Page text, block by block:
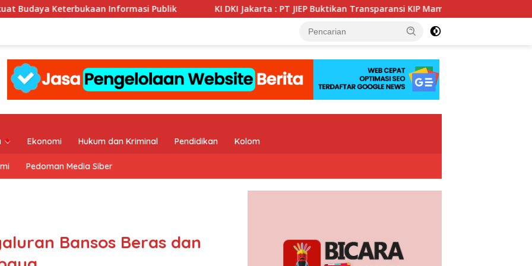
Informasi Publik KI DKI Jakarta : PT JIEP Buktikan Transparansi KIP Mampu Perkuat Tata Kelola Perusahaan
Ekonomi Hukum dan Kriminal Pendidikan Kolom
Pedoman Media Siber
Bansos Beras dan